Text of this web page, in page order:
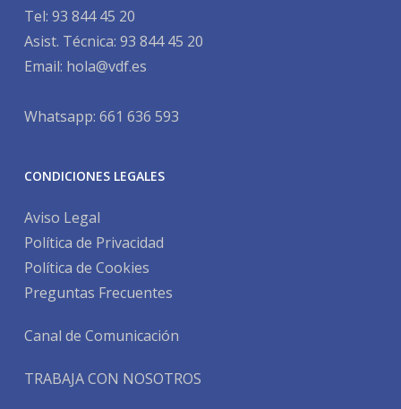
Tel: 93 844 45 20
Asist. Técnica: 93 844 45 20
Email: hola@vdf.es
Whatsapp: 661 636 593
CONDICIONES LEGALES
Aviso Legal
Política de Privacidad
Política de Cookies
Preguntas Frecuentes
Canal de Comunicación
TRABAJA CON NOSOTROS